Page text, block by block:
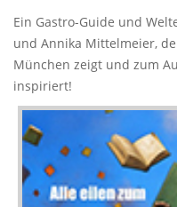
Ein Gastro-Guide und
und Annika Mittelmeier,
München zeigt und zum
inspiriert!